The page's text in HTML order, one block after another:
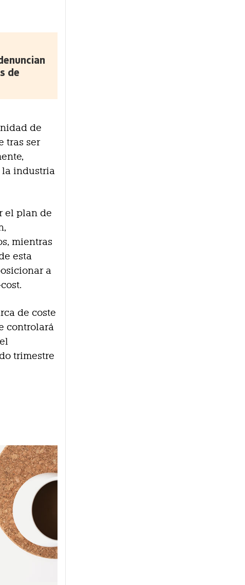
de
de
tras ser
la industria
el plan de
mientras
esta
a
de coste
controlará
trimestre